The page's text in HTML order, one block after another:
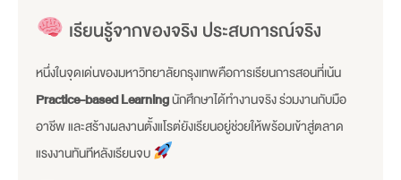
เรียนรู้จากของจริง ประสบการณ์จริง
หนึ่งในจุดเด่นของมหาวิทยาลัยกรุงเทพคือการเรียนการสอนที่เน้น
Practice-based Learningนักศึกษาได้ทำงานจริง ร่วมงานกับมือ
อาชีพ และสร้างผลงานตั้งแโรต่ยังเรียนอยู่ช่วยให้พร้อมเข้าสู่ตลาด
แรงงานทันทีหลังเรียนจบ